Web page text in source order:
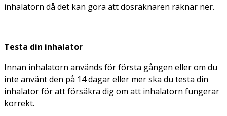
inhalatorn då det kan göra att dosräknaren räknar ner.
Testa din inhalator
Innan inhalatorn används för första gången eller om du
inte använt den på 14 dagar eller mer ska du testa din
inhalator för att försäkra dig om att inhalatorn fungerar
korrekt.